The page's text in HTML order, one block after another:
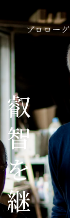
プロローグ